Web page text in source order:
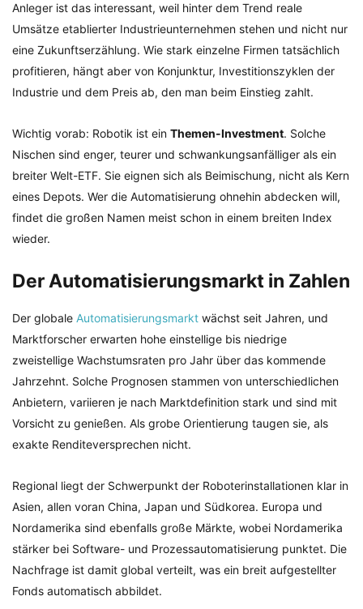
Anleger ist das interessant, weil hinter dem Trend reale
Umsätze etablierter Industrieunternehmen stehen und nicht nur
eine Zukunftserzählung. Wie stark einzelne Firmen tatsächlich
profitieren, hängt aber von Konjunktur, Investitionszyklen der
Industrie und dem Preis ab, den man beim Einstieg zahlt.
Wichtig vorab: Robotik ist ein Themen-Investment. Solche
Nischen sind enger, teurer und schwankungsanfälliger als ein
breiter Welt-ETF. Sie eignen sich als Beimischung, nicht als Kern
eines Depots. Wer die Automatisierung ohnehin abdecken will,
findet die großen Namen meist schon in einem breiten Index
wieder.
Der Automatisierungsmarkt in Zahlen
Der globale Automatisierungsmarkt wächst seit Jahren, und
Marktforscher erwarten hohe einstellige bis niedrige
zweistellige Wachstumsraten pro Jahr über das kommende
Jahrzehnt. Solche Prognosen stammen von unterschiedlichen
Anbietern, variieren je nach Marktdefinition stark und sind mit
Vorsicht zu genießen. Als grobe Orientierung taugen sie, als
exakte Renditeversprechen nicht.
Regional liegt der Schwerpunkt der Roboterinstallationen klar in
Asien, allen voran China, Japan und Südkorea. Europa und
Nordamerika sind ebenfalls große Märkte, wobei Nordamerika
stärker bei Software- und Prozessautomatisierung punktet. Die
Nachfrage ist damit global verteilt, was ein breit aufgestellter
Fonds automatisch abbildet.